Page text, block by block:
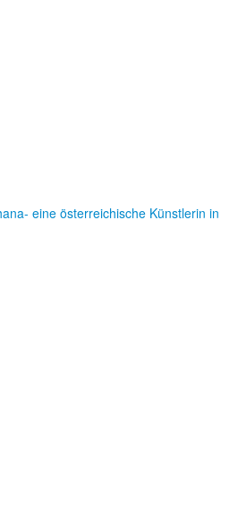
eine österreichische Künstlerin in